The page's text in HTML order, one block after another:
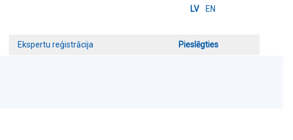
LV EN
Ekspertu reģistrācija Pieslēgties